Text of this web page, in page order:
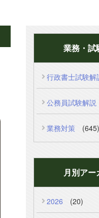
業務・試
行政書士試験解
公務員試験解説
業務対策 (645)
月別アー
2026 (20)